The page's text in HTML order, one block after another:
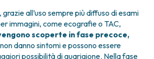
SANGUE E TESSUTI
E SERVIZI
E TECNICA
grazie all’uso sempre più diffuso di esami
immagini, come ecografie o TAC,
scoperte in fase precoce,
danno sintomi e possono essere
possibilità di guarigione. Nella fase